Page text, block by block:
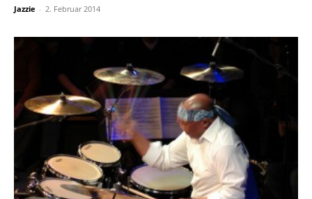
Jazzie - 2. Februar 2014